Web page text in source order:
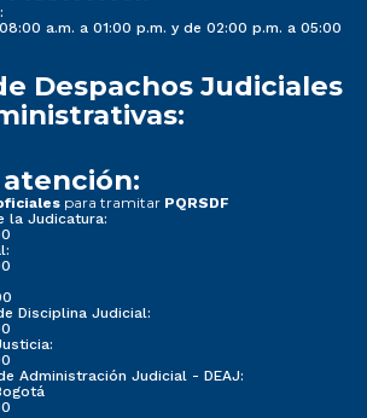
a.m. a 01:00 p.m. y de 02:00 p.m. a 05:00
Despachos Judiciales
atención:
para tramitar PQRSDF
la Judicatura:
Disciplina Judicial:
Administración Judicial - DEAJ: